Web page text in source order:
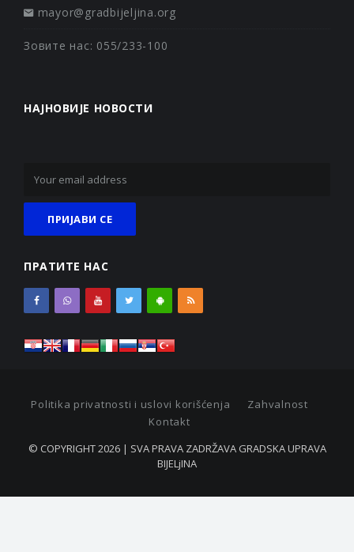
mayor@gradbijeljina.org
Зовите нас: 055/233-100
НАЈНОВИЈЕ НОВОСТИ
ПРАТИТЕ НАС
Politika privatnosti i uslovi korišćenja
Zahvalnost
Kontakt
© COPYRIGHT 2026 | SVA PRAVA ZADRŽAVA GRADSKA UPRAVA
BIJELjINA